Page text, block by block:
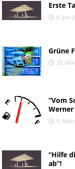
Erste
6. Juli
Grüne
29.
“Vom
8.
“Hilfe
ab”!